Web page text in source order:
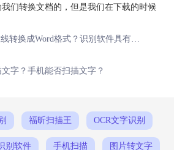
们转换文档的，但是我们在下载的时候
怎么将PDF在线转换成Word格式？识别软件具有哪些功能？
字？手机能否扫描文字？
福昕扫描王 OCR文字识别
别软件 手机扫描 图片转文字